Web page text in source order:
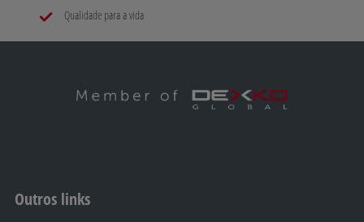
Qualidade para a vida
Outros links